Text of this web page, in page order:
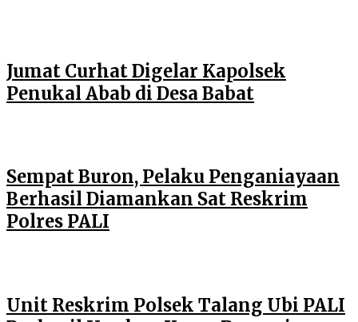
Jumat Curhat Digelar Kapolsek
Penukal Abab di Desa Babat
Sempat Buron, Pelaku Penganiayaan
Berhasil Diamankan Sat Reskrim
Polres PALI
Unit Reskrim Polsek Talang Ubi PALI